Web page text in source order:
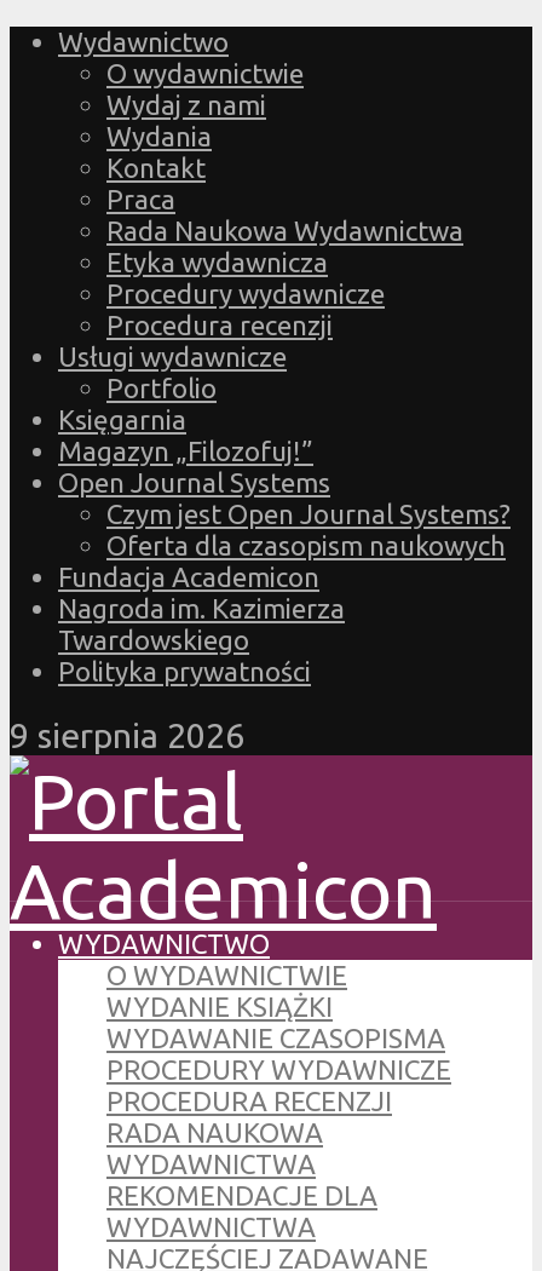
Wydawnictwo
O wydawnictwie
Wydaj z nami
Wydania
Kontakt
Praca
Rada Naukowa Wydawnictwa
Etyka wydawnicza
Procedury wydawnicze
Procedura recenzji
Usługi wydawnicze
Portfolio
Księgarnia
Magazyn „Filozofuj!”
Open Journal Systems
Czym jest Open Journal Systems?
Oferta dla czasopism naukowych
Fundacja Academicon
Nagroda im. Kazimierza
Twardowskiego
Polityka prywatności
9 sierpnia 2026
WYDAWNICTWO
O WYDAWNICTWIE
WYDANIE KSIĄŻKI
WYDAWANIE CZASOPISMA
PROCEDURY WYDAWNICZE
PROCEDURA RECENZJI
RADA NAUKOWA
WYDAWNICTWA
REKOMENDACJE DLA
WYDAWNICTWA
NAJCZĘŚCIEJ ZADAWANE